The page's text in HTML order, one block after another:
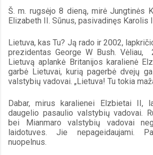
Š. m. rugsėjo 8 dieną, mirė Jungtinės
Elizabeth II. Sūnus, pasivadinęs Karolis
Lietuva, kas Tu? Ją rado ir 2002,
prezidentas George W Bush. Vėliau,
Lietuvą aplankė Britanijos karalienė
garbė Lietuvai, kurią pagerbė dvejų
valstybių vadovai. „Lietuva! Tu tokia
Dabar, mirus karalienei Elzbietai II,
daugelio pasaulio valstybių vadovai.
bei Mianmaro valstybių vadovai
laidotuves. Jie nepageidaujami.
nuopelnus.